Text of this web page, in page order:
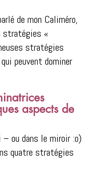
de mon Caliméro,
stratégies «
stratégies
peuvent dominer
aspects de
– ou dans le miroir :o)
quatre stratégies